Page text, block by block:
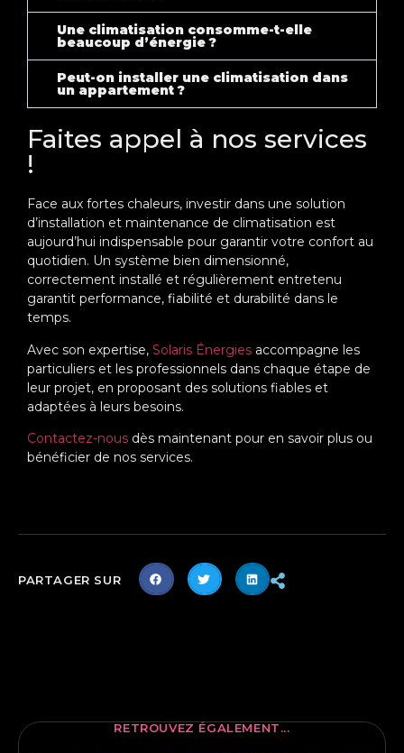
Une climatisation consomme-t-elle
beaucoup d’énergie ?
Peut-on installer une climatisation dans
un appartement ?
Faites appel à nos services
!
Face aux fortes chaleurs, investir dans une solution
d’installation et maintenance de climatisation est
aujourd’hui indispensable pour garantir votre confort au
quotidien. Un système bien dimensionné,
correctement installé et régulièrement entretenu
garantit performance, fiabilité et durabilité dans le
temps.
Avec son expertise, Solaris Énergies accompagne les
particuliers et les professionnels dans chaque étape de
leur projet, en proposant des solutions fiables et
adaptées à leurs besoins.
Contactez-nous dès maintenant pour en savoir plus ou
bénéficier de nos services.
PARTAGER SUR
RETROUVEZ ÉGALEMENT...